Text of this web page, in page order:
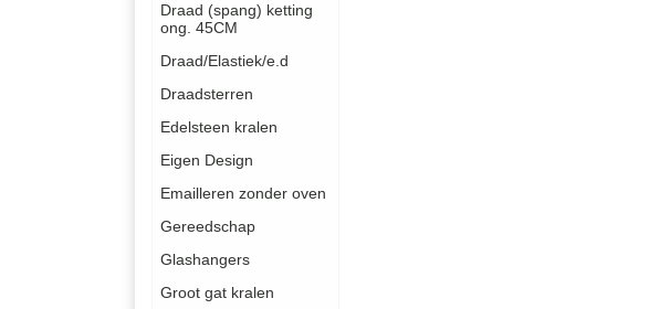
Draad (spang) ketting
ong. 45CM
Draad/Elastiek/e.d
Draadsterren
Edelsteen kralen
Eigen Design
Emailleren zonder oven
Gereedschap
Glashangers
Groot gat kralen